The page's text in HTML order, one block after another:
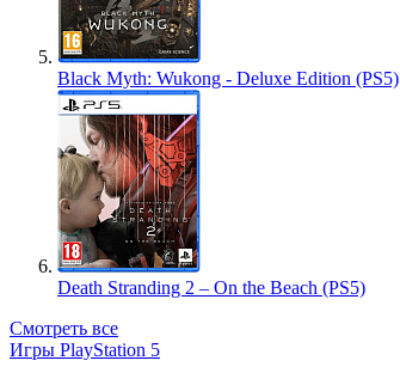
Black Myth: Wukong - Deluxe Edition (PS5)
Death Stranding 2 – On the Beach (PS5)
Смотреть все
Игры PlayStation 5